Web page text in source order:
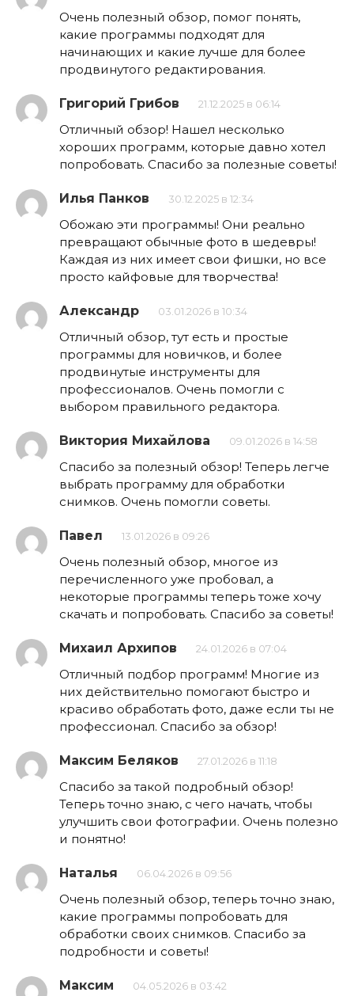
Очень полезный обзор, помог понять,
какие программы подходят для
начинающих и какие лучше для более
продвинутого редактирования.
Григорий Грибов 21.12.2025 в 06:14
Отличный обзор! Нашел несколько
хороших программ, которые давно хотел
попробовать. Спасибо за полезные советы!
Илья Панков 30.12.2025 в 12:34
Обожаю эти программы! Они реально
превращают обычные фото в шедевры!
Каждая из них имеет свои фишки, но все
просто кайфовые для творчества!
Александр 03.01.2026 в 10:34
Отличный обзор, тут есть и простые
программы для новичков, и более
продвинутые инструменты для
профессионалов. Очень помогли с
выбором правильного редактора.
Виктория Михайлова 09.01.2026 в 14:58
Спасибо за полезный обзор! Теперь легче
выбрать программу для обработки
снимков. Очень помогли советы.
Павел 13.01.2026 в 09:26
Очень полезный обзор, многое из
перечисленного уже пробовал, а
некоторые программы теперь тоже хочу
скачать и попробовать. Спасибо за советы!
Михаил Архипов 24.01.2026 в 07:04
Отличный подбор программ! Многие из
них действительно помогают быстро и
красиво обработать фото, даже если ты не
профессионал. Спасибо за обзор!
Максим Беляков 27.01.2026 в 11:18
Спасибо за такой подробный обзор!
Теперь точно знаю, с чего начать, чтобы
улучшить свои фотографии. Очень полезно
и понятно!
Наталья 06.04.2026 в 09:56
Очень полезный обзор, теперь точно знаю,
какие программы попробовать для
обработки своих снимков. Спасибо за
подробности и советы!
Максим 04.05.2026 в 03:42